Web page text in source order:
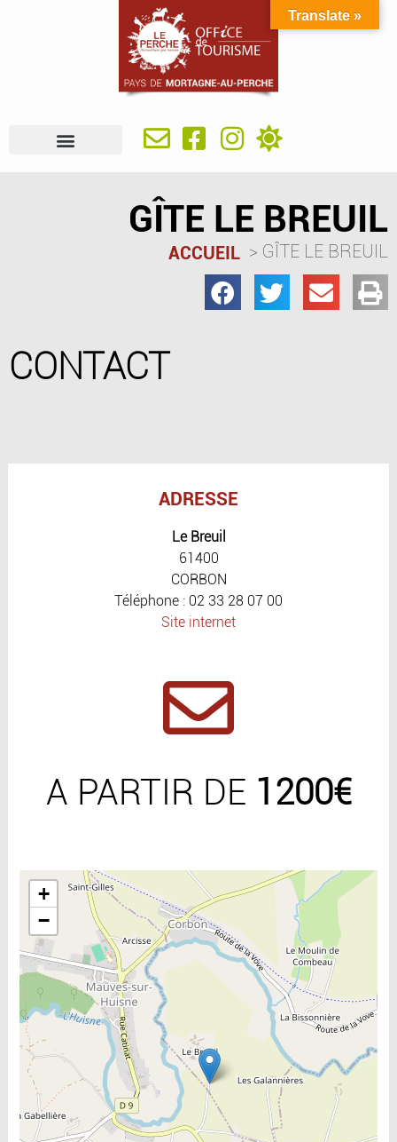
GÎTE LE BREUIL
ACCUEIL GÎTE LE BREUIL
CONTACT
ADRESSE
Le Breuil
61400
CORBON
Téléphone : 02 33 28 07 00
Site internet
A PARTIR DE 1200€
Include la carte
+
−
Translate »